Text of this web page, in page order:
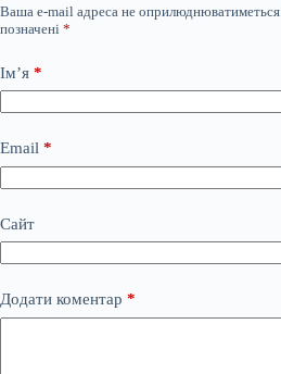
Ваша e-mail адреса не оприлюднюватиметься.
позначені *
Ім’я *
Email *
Сайт
Додати коментар *